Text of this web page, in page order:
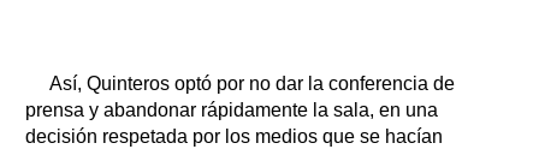
Así, Quinteros optó por no dar la conferencia de
prensa y abandonar rápidamente la sala, en una
decisión respetada por los medios que se hacían